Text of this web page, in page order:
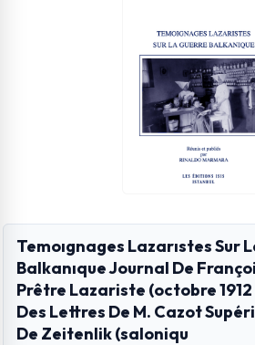
Temoıgnages Lazarıstes Sur
Balkanıque Journal De
Prêtre Lazariste (octobre 1912
Des Lettres De M. Cazot
De Zeitenlik (saloniqu